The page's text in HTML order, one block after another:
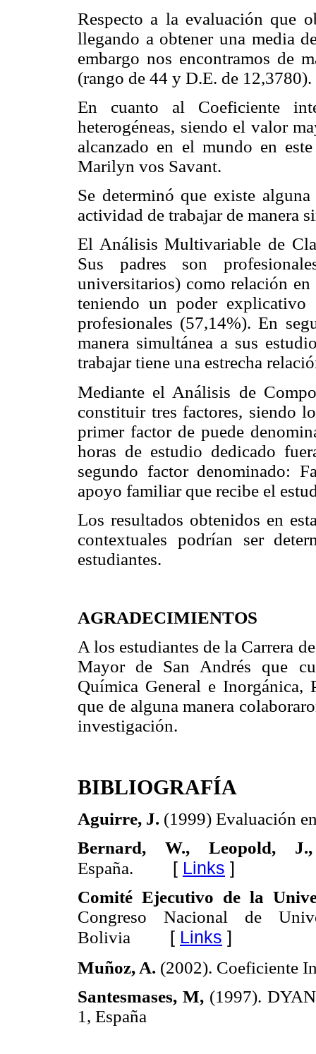
Respecto a la evaluación que
llegando a obtener una media
embargo nos encontramos de
(rango de 44 y D.E. de 12,3780).
En cuanto al Coeficiente
heterogéneas, siendo el valor
alcanzado en el mundo en
Marilyn vos Savant.
Se determinó que existe
actividad de trabajar de manera
El Análisis Multivariable de
Sus padres son
universitarios) como relación
teniendo un poder
profesionales (57,14%). En
manera simultánea a sus
trabajar tiene una estrecha
Mediante el Análisis de
constituir tres factores, siendo
primer factor de puede
horas de estudio dedicado
segundo factor denominado:
apoyo familiar que recibe el
Los resultados obtenidos en
contextuales podrían ser
estudiantes.
AGRADECIMIENTOS
A los estudiantes de la Carrera
Mayor de San Andrés que
Química General e Inorgánica,
que de alguna manera
investigación.
BIBLIOGRAFÍA
Aguirre, J. (1999) Evaluación
Bernard, W., Leopold,
España. [ Links ]
Comité Ejecutivo de la
Congreso Nacional de
Bolivia [ Links ]
Muñoz, A. (2002). Coeficiente
Santesmases, M,(1997).
1, España